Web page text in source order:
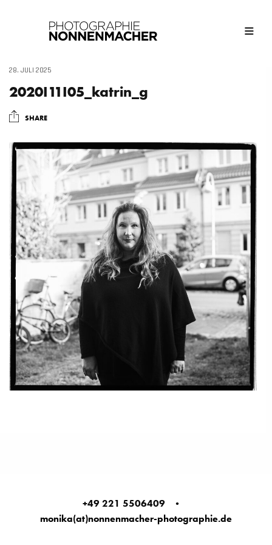
28. JULI 2025
2020I11I05_katrin_g
SHARE
+49 221 5506409 •
monika(at)nonnenmacher-photographie.de